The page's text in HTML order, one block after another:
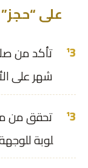
على “حجز”
شهر على
تحقق من
لوبة